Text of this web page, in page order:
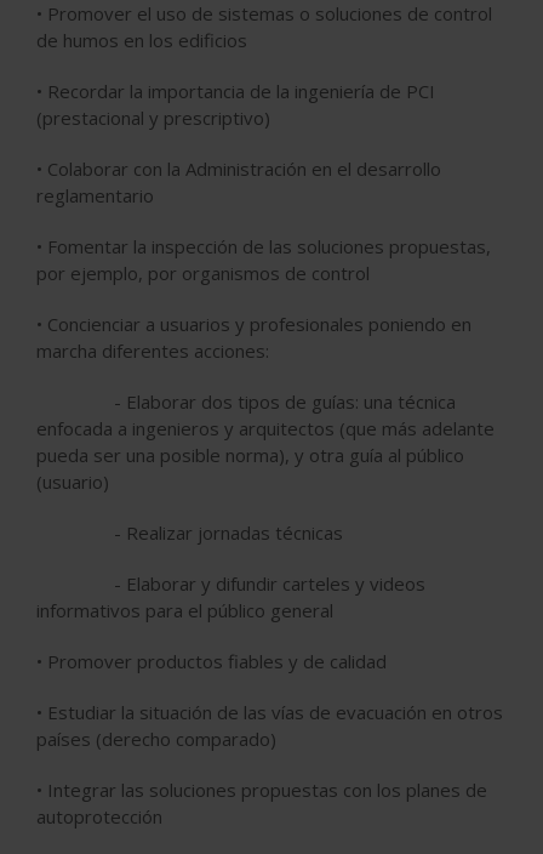
• Promover el uso de sistemas o soluciones de control
de humos en los edificios
• Recordar la importancia de la ingeniería de PCI
(prestacional y prescriptivo)
• Colaborar con la Administración en el desarrollo
reglamentario
• Fomentar la inspección de las soluciones propuestas,
por ejemplo, por organismos de control
• Concienciar a usuarios y profesionales poniendo en
marcha diferentes acciones:
- Elaborar dos tipos de guías: una técnica
enfocada a ingenieros y arquitectos (que más adelante
pueda ser una posible norma), y otra guía al público
(usuario)
- Realizar jornadas técnicas
- Elaborar y difundir carteles y videos
informativos para el público general
• Promover productos fiables y de calidad
• Estudiar la situación de las vías de evacuación en otros
países (derecho comparado)
• Integrar las soluciones propuestas con los planes de
autoprotección